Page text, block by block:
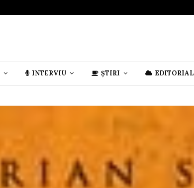
INTERVIU ȘTIRI EDITORIAL